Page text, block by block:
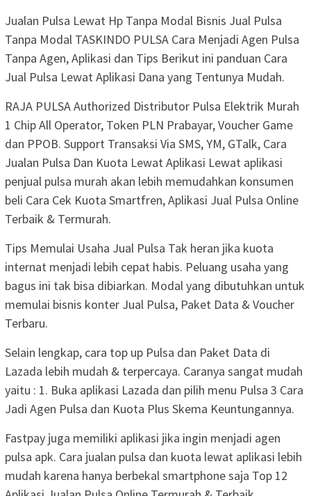
Jualan Pulsa Lewat Hp Tanpa Modal Bisnis Jual Pulsa
Tanpa Modal TASKINDO PULSA Cara Menjadi Agen Pulsa
Tanpa Agen, Aplikasi dan Tips Berikut ini panduan Cara
Jual Pulsa Lewat Aplikasi Dana yang Tentunya Mudah.
RAJA PULSA Authorized Distributor Pulsa Elektrik Murah
1 Chip All Operator, Token PLN Prabayar, Voucher Game
dan PPOB. Support Transaksi Via SMS, YM, GTalk, Cara
Jualan Pulsa Dan Kuota Lewat Aplikasi Lewat aplikasi
penjual pulsa murah akan lebih memudahkan konsumen
beli Cara Cek Kuota Smartfren, Aplikasi Jual Pulsa Online
Terbaik & Termurah.
Tips Memulai Usaha Jual Pulsa Tak heran jika kuota
internat menjadi lebih cepat habis. Peluang usaha yang
bagus ini tak bisa dibiarkan. Modal yang dibutuhkan untuk
memulai bisnis konter Jual Pulsa, Paket Data & Voucher
Terbaru.
Selain lengkap, cara top up Pulsa dan Paket Data di
Lazada lebih mudah & terpercaya. Caranya sangat mudah
yaitu : 1. Buka aplikasi Lazada dan pilih menu Pulsa 3 Cara
Jadi Agen Pulsa dan Kuota Plus Skema Keuntungannya.
Fastpay juga memiliki aplikasi jika ingin menjadi agen
pulsa apk. Cara jualan pulsa dan kuota lewat aplikasi lebih
mudah karena hanya berbekal smartphone saja Top 12